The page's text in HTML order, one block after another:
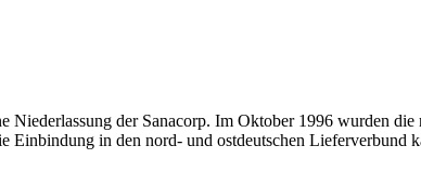
Niederlassung der Sanacorp. Im Oktober 1996 wurden
in den nord- und ostdeutschen Lieferverbund